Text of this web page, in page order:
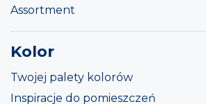
Assortment
Kolor
Twojej palety kolorów
Inspiracje do pomieszczeń